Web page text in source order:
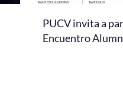
PUCV invita a
Encuentro